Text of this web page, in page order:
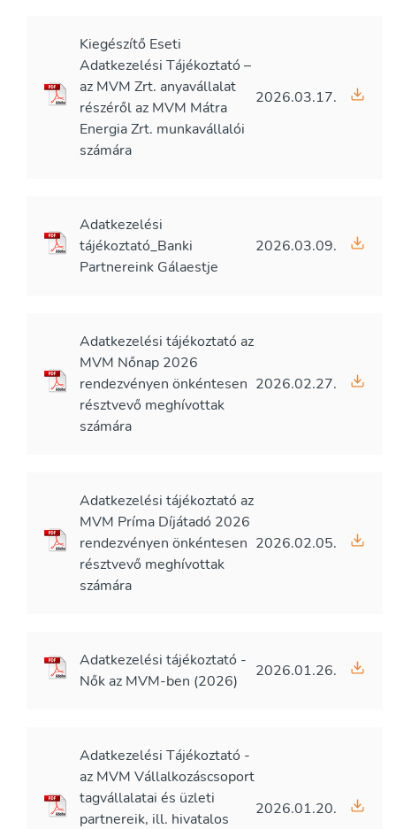
Kiegészítő Eseti
Adatkezelési Tájékoztató –
az MVM Zrt. anyavállalat
részéről az MVM Mátra
Energia Zrt. munkavállalói
számára
2026.03.17.
Adatkezelési
tájékoztató_Banki
Partnereink Gálaestje
2026.03.09.
Adatkezelési tájékoztató az
MVM Nőnap 2026
rendezvényen önkéntesen
résztvevő meghívottak
számára
2026.02.27.
Adatkezelési tájékoztató az
MVM Príma Díjátadó 2026
rendezvényen önkéntesen
résztvevő meghívottak
számára
2026.02.05.
Adatkezelési tájékoztató -
Nők az MVM-ben (2026)
2026.01.26.
Adatkezelési Tájékoztató -
az MVM Vállalkozáscsoport
tagvállalatai és üzleti
partnereik, ill. hivatalos
2026.01.20.